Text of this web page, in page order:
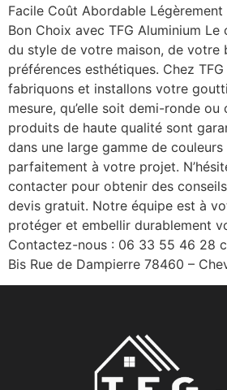
Facile Coût Abordable
Bon Choix avec TFG Aluminium
du style de votre maison, de votre
préférences esthétiques. Chez
fabriquons et installons votre
mesure, qu’elle soit demi-ronde ou
produits de haute qualité sont
dans une large gamme de couleurs
parfaitement à votre projet.
contacter pour obtenir des
devis gratuit. Notre équipe est à
protéger et embellir durablement
Contactez-nous : 06 33 55 46 28
Bis Rue de Dampierre 78460 –